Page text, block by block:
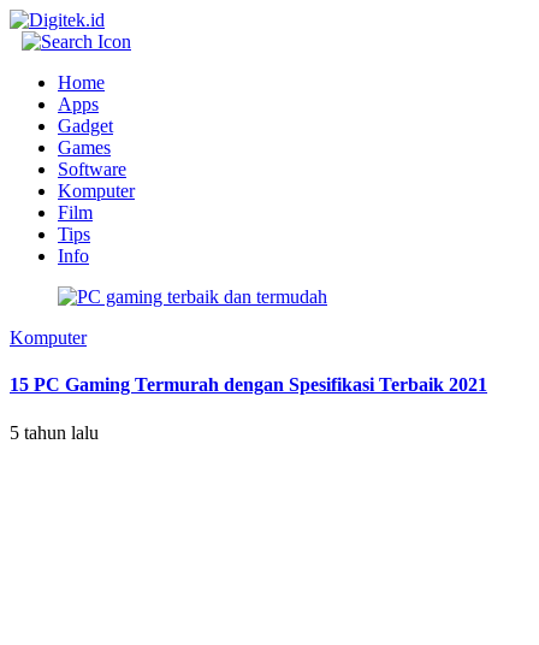
Home
Apps
Gadget
Games
Software
Komputer
Film
Tips
Info
Komputer
15 PC Gaming Termurah dengan Spesifikasi Terbaik 2021
5 tahun lalu